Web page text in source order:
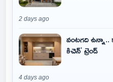
2 days ago
వంటగది ఉన్నా..
కిచెన్' ట్రెండ్
4 days ago